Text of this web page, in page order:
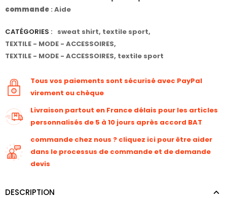
commande : Aide
CATÉGORIES : sweat shirt, textile sport,
TEXTILE - MODE - ACCESSOIRES,
TEXTILE - MODE - ACCESSOIRES, textile sport
Tous vos paiements sont sécurisé avec PayPal
virement ou chèque
Livraison partout en France délais pour les articles
personnalisés de 5 à 10 jours après accord BAT
commande chez nous ? cliquez ici pour être aider
dans le processus de commande et de demande
devis
DESCRIPTION